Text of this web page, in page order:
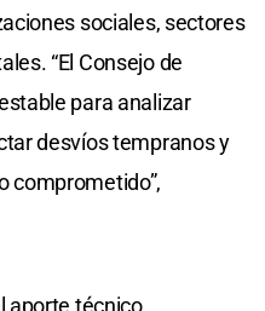
sociales, sectores
“El Consejo de
para analizar
desvíos tempranos y
comprometido”,
aporte técnico